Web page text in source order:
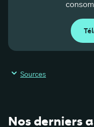
Sources
Nos derniers